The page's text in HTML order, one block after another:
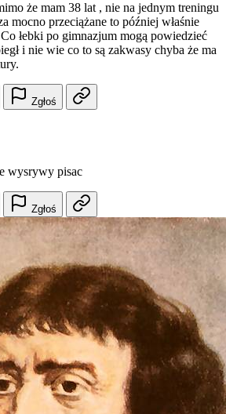
że mam 38 lat , nie na jednym treningu
mocno przeciążane to później właśnie
łebki po gimnazjum mogą powiedzieć
i nie wie co to są zakwasy chyba że ma
Zgłoś
wysrywy pisac
Zgłoś